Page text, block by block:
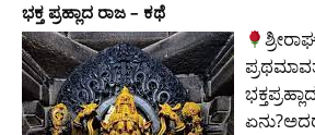
ಭಕ್ತ ಪ್ರಹ್ಲಾದ ರಾಜ – ಕಥೆ